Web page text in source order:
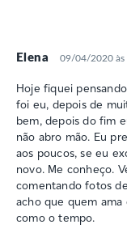
Elena 09/04/2020 às
Hoje fiquei
foi eu, depois de
bem, depois do fim
não abro mão. Eu
aos poucos, se eu
novo. Me conheço.
comentando fotos
acho que quem ama
como o tempo.